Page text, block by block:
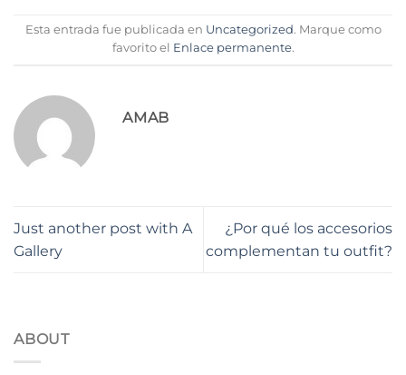
Esta entrada fue publicada en Uncategorized. Marque como
favorito el Enlace permanente.
AMAB
Just another post with A
Gallery
¿Por qué los accesorios
complementan tu outfit?
ABOUT